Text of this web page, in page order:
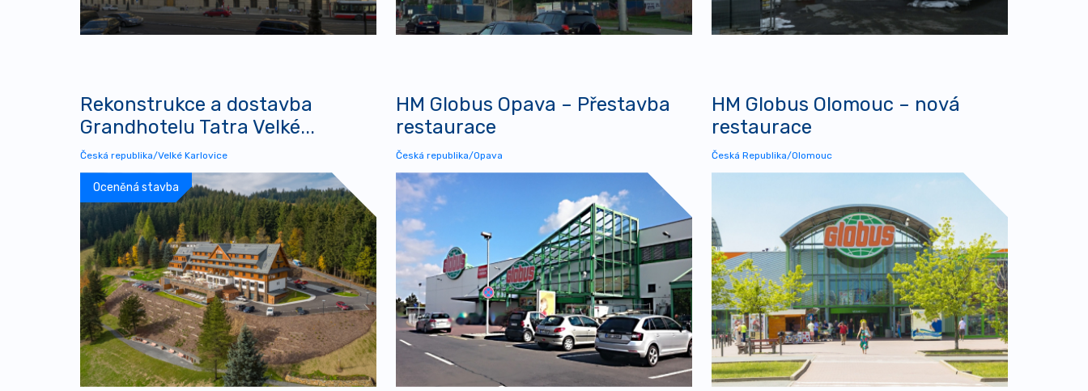
Rekonstrukce a dostavba
Grandhotelu Tatra Velké...
Česká republika/Velké Karlovice
Oceněná stavba
HM Globus Opava – Přestavba
restaurace
Česká republika/Opava
HM Globus Olomouc – nová
restaurace
Česká Republika/Olomouc